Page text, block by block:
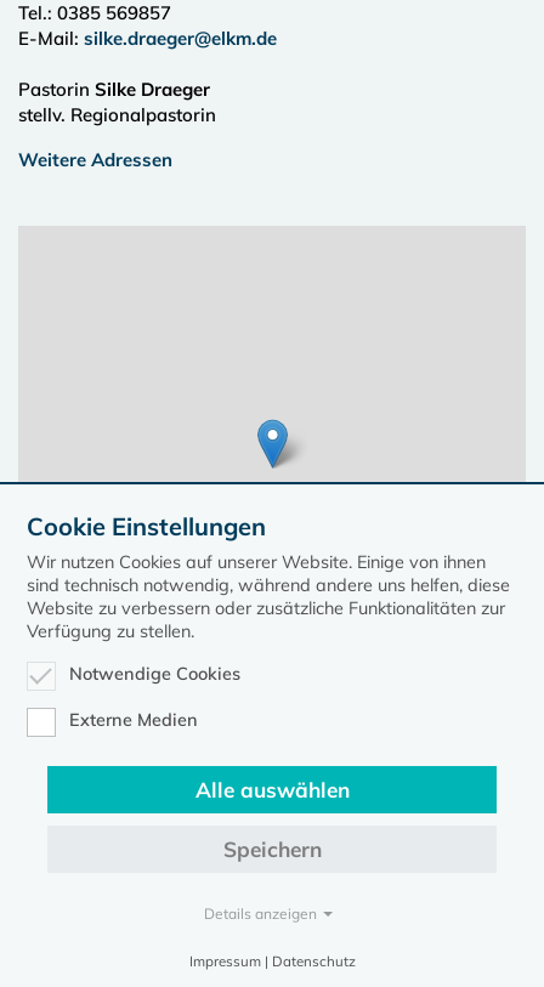
Tel.: 0385 569857
E-Mail: silke.draeger@elkm.de
Pastorin Silke Draeger
stellv. Regionalpastorin
Weitere Adressen
Diese Seite gehört zum Portalkirche-mv.de
Evangelische Kirche in Mecklenburg-Vorpommern © 2026
Cookie Einstellungen
Wir nutzen Cookies auf unserer Website. Einige von ihnen
sind technisch notwendig, während andere uns helfen, diese
Website zu verbessern oder zusätzliche Funktionalitäten zur
Verfügung zu stellen.
Notwendige Cookies
Externe Medien
Alle auswählen
Speichern
Details anzeigen
Impressum | Datenschutz